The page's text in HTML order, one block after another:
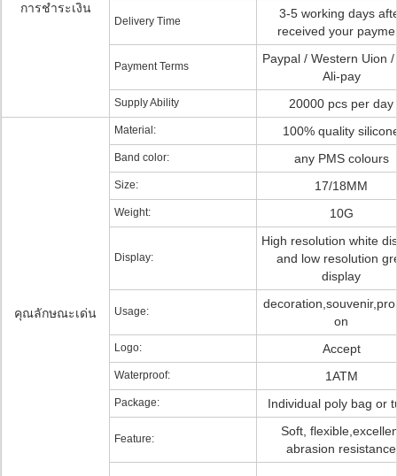
การชำระเงิน
Delivery Time
3-5 working days
received your
Payment Terms
Paypal / Western Uion
Ali-pay
Supply Ability 20000 pcs per day
คุณลักษณะเด่น
Material: 100% quality
Band color: any PMS colours
Size: 17/18MM
Weight: 10G
Display:
High resolution white
and low resolution
display
Usage:
on
Logo: Accept
Waterproof: 1ATM
Package: Individual poly bag or
Feature:
Soft,
abrasion resistance